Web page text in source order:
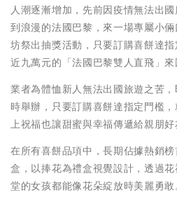
人潮逐漸增加，先前因疫情無法出
到浪漫的法國巴黎，來一場專屬小
坊祭出抽獎活動，只要訂購喜餅達
近九萬元的「法國巴黎雙人直飛」來
業者為體恤新人無法出國旅遊之苦
時舉辦，只要訂購喜餅達指定門檻
上祝福也讓甜蜜與幸福傳遞給親朋好
在所有喜餅品項中，長期佔據熱銷
盒，以捧花為禮盒視覺設計，透過
堂的女孩都能像花朵綻放時美麗勇